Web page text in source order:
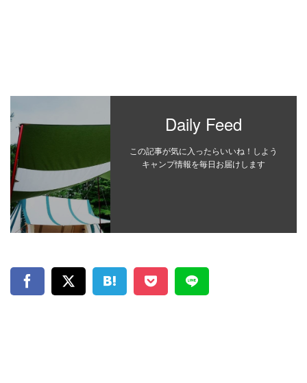
Daily Feed
この記事が気に入ったらいいね！しよう
キャンプ情報を毎日お届けします